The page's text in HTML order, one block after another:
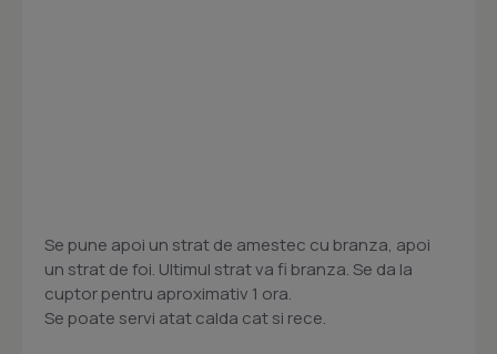
Se pune apoi un strat de amestec cu branza, apoi
un strat de foi. Ultimul strat va fi branza. Se da la
cuptor pentru aproximativ 1 ora.
Se poate servi atat calda cat si rece.